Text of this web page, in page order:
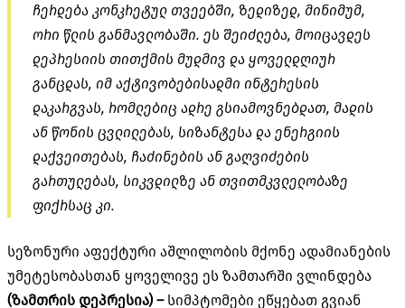
ჩერდება კონკრეტულ თვეებში, ზედიზედ, მინიმუმ,
ორი წლის განმავლობაში. ეს შეიძლება, მოიცავდეს
დეპრესიის თითქმის მუდმივ და ყოველდღიურ
განცდას, იმ აქტივობებისადმი ინტერესის
დაკარგვას, რომლებიც ადრე გსიამოვნებდათ, მადის
ან წონის ცვლილებას, სიზანტესა და ენერგიის
დაქვეითებას, ჩაძინების ან გაღვიძების
გართულებას, სიკვდილზე ან თვითმკვლელობაზე
ფიქრსაც კი.
სეზონური აფექტური აშლილობის მქონე ადამიანების
უმეტესობასთან ყოველივე ეს ზამთარში ვლინდება
(ზამთრის დეპრესია) –სიმპტომები ეწყებათ გვიან